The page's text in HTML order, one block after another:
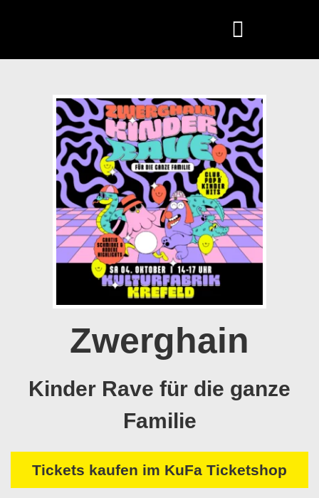
Zwerghain
Kinder Rave für die ganze
Familie
Tickets kaufen im KuFa Ticketshop